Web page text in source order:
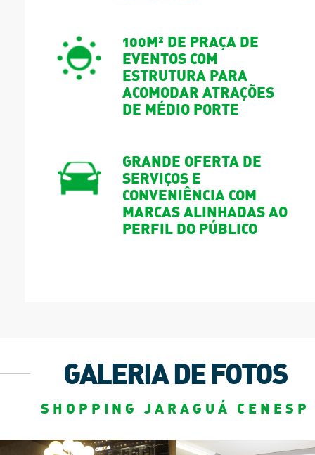
100M² DE PRAÇA DE
EVENTOS COM
ESTRUTURA PARA
ACOMODAR ATRAÇÕES
DE MÉDIO PORTE
GRANDE OFERTA DE
SERVIÇOS E
CONVENIÊNCIA COM
MARCAS ALINHADAS AO
PERFIL DO PÚBLICO
GALERIA DE FOTOS
SHOPPING JARAGUÁ CENESP